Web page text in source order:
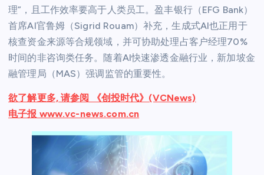
理”，且工作效率要高于人类员工。盈丰银行（EFG Bank）
首席AI官鲁姆（Sigrid Rouam）补充，生成式AI也正用于
核查资金来源等合规领域，并可协助处理占客户经理70%
时间的非咨询类任务。随着AI快速渗透金融行业，新加坡金
融管理局（MAS）强调监管的重要性。
欲了解更多, 请参阅 《创投时代》(VCNews)
电子报 www.vc-news.com.cn